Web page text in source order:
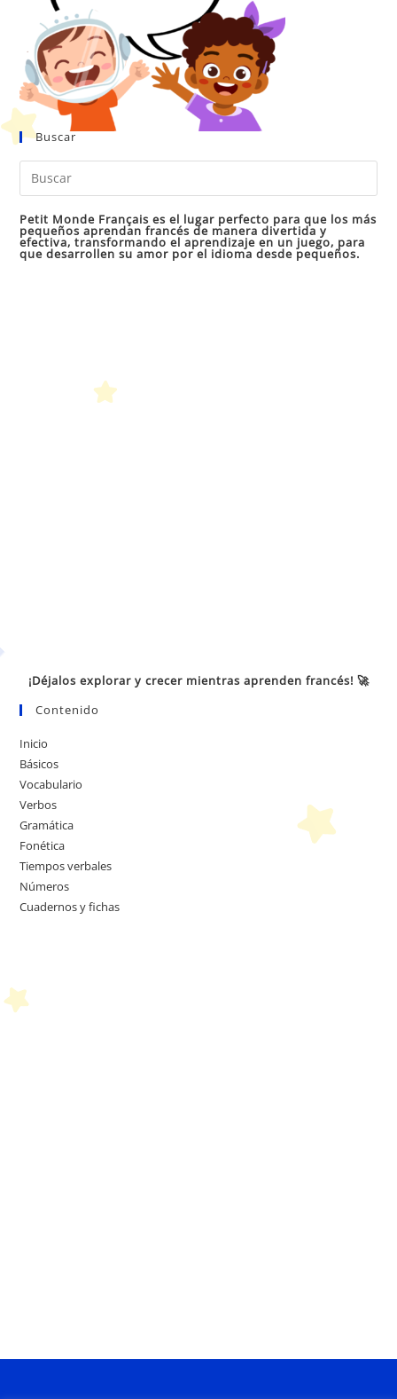
Buscar
Petit Monde Français es el lugar perfecto para que los más
pequeños aprendan francés de manera divertida y
efectiva, transformando el aprendizaje en un juego, para
que desarrollen su amor por el idioma desde pequeños.
¡Déjalos explorar y crecer mientras aprenden francés! 🚀
Contenido
Inicio
Básicos
Vocabulario
Verbos
Gramática
Fonética
Tiempos verbales
Números
Cuadernos y fichas